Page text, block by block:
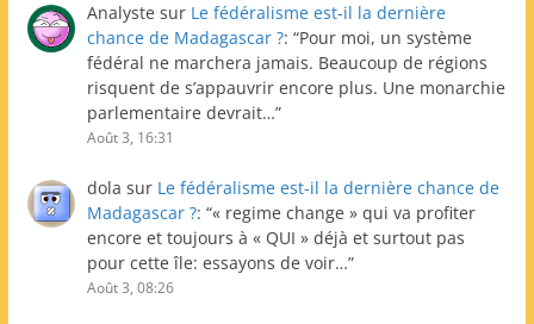
Analyste sur Le fédéralisme est-il la dernière
chance de Madagascar ?: “Pour moi, un système
fédéral ne marchera jamais. Beaucoup de régions
risquent de s’appauvrir encore plus. Une monarchie
parlementaire devrait…”
Août 3, 16:31
dola sur Le fédéralisme est-il la dernière chance de
Madagascar ?: “« regime change » qui va profiter
encore et toujours à « QUI » déjà et surtout pas
pour cette île: essayons de voir…”
Août 3, 08:26